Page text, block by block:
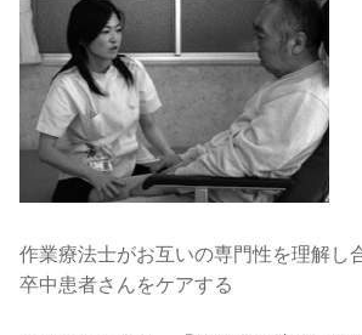
作業療法士がお互いの専門性を理解し
卒中患者さんをケアする